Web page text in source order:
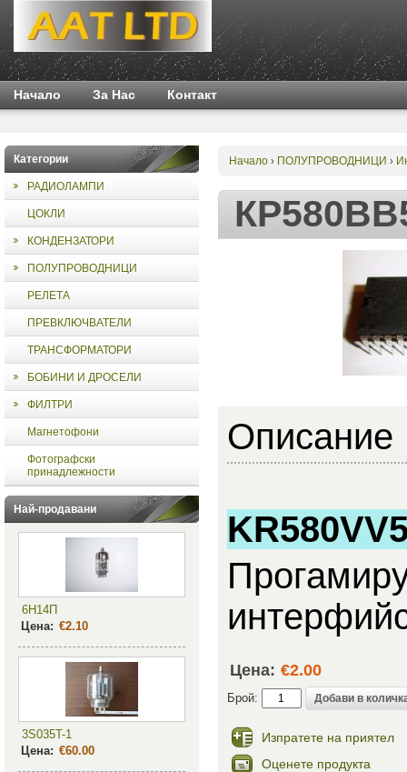
Начало За Нас Контакт
Категории
РАДИОЛАМПИ
ЦОКЛИ
КОНДЕНЗАТОРИ
ПОЛУПРОВОДНИЦИ
РЕЛЕТА
ПРЕВКЛЮЧВАТЕЛИ
ТРАНСФОРМАТОРИ
БОБИНИ И ДРОСЕЛИ
ФИЛТРИ
Магнетофони
Фотографски
принадлежности
Най-продавани
6Н14П
Цена: €2.10
3S035T-1
Цена: €60.00
Начало› ПОЛУПРОВОДНИЦИ ›
Описание
Цена: €2.00
Брой:
Изпратете на приятел
Оценете продукта